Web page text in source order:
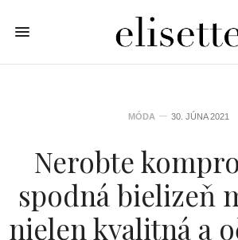
MÓDA 30. JÚNA 2021
Nerobte
spodná bielizeň
nielen kvalitná a